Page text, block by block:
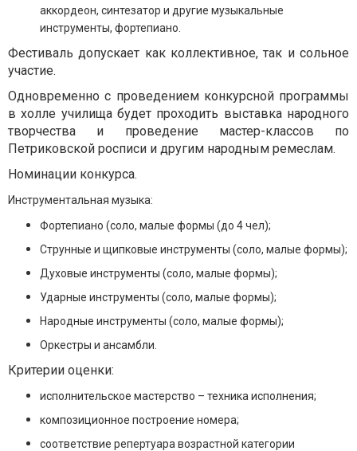
аккордеон, синтезатор и другие музыкальные
инструменты, фортепиано.
Фестиваль допускает как коллективное, так и сольное
участие.
Одновременно с проведением конкурсной программы
в холле училища будет проходить выставка народного
творчества и проведение мастер-классов по
Петриковской росписи и другим народным ремеслам.
Номинации конкурса.
Инструментальная музыка:
Фортепиано (соло, малые формы (до 4 чел);
Струнные и щипковые инструменты (соло, малые формы);
Духовые инструменты (соло, малые формы);
Ударные инструменты (соло, малые формы);
Народные инструменты (соло, малые формы);
Оркестры и ансамбли.
Критерии оценки:
исполнительское мастерство – техника исполнения;
композиционное построение номера;
соответствие репертуара возрастной категории